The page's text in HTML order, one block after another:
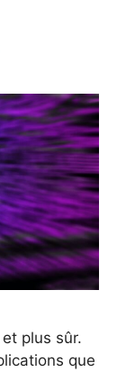
plus sûr.
que